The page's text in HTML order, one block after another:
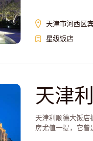
天津市河西区
星级饭店
天津
天津利顺德大饭店
房尤值一提，它曾